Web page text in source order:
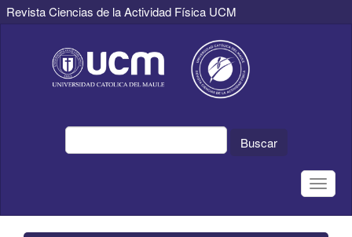
Revista Ciencias de la Actividad Física UCM
principal
Contenido
principal
Buscar
Toggle